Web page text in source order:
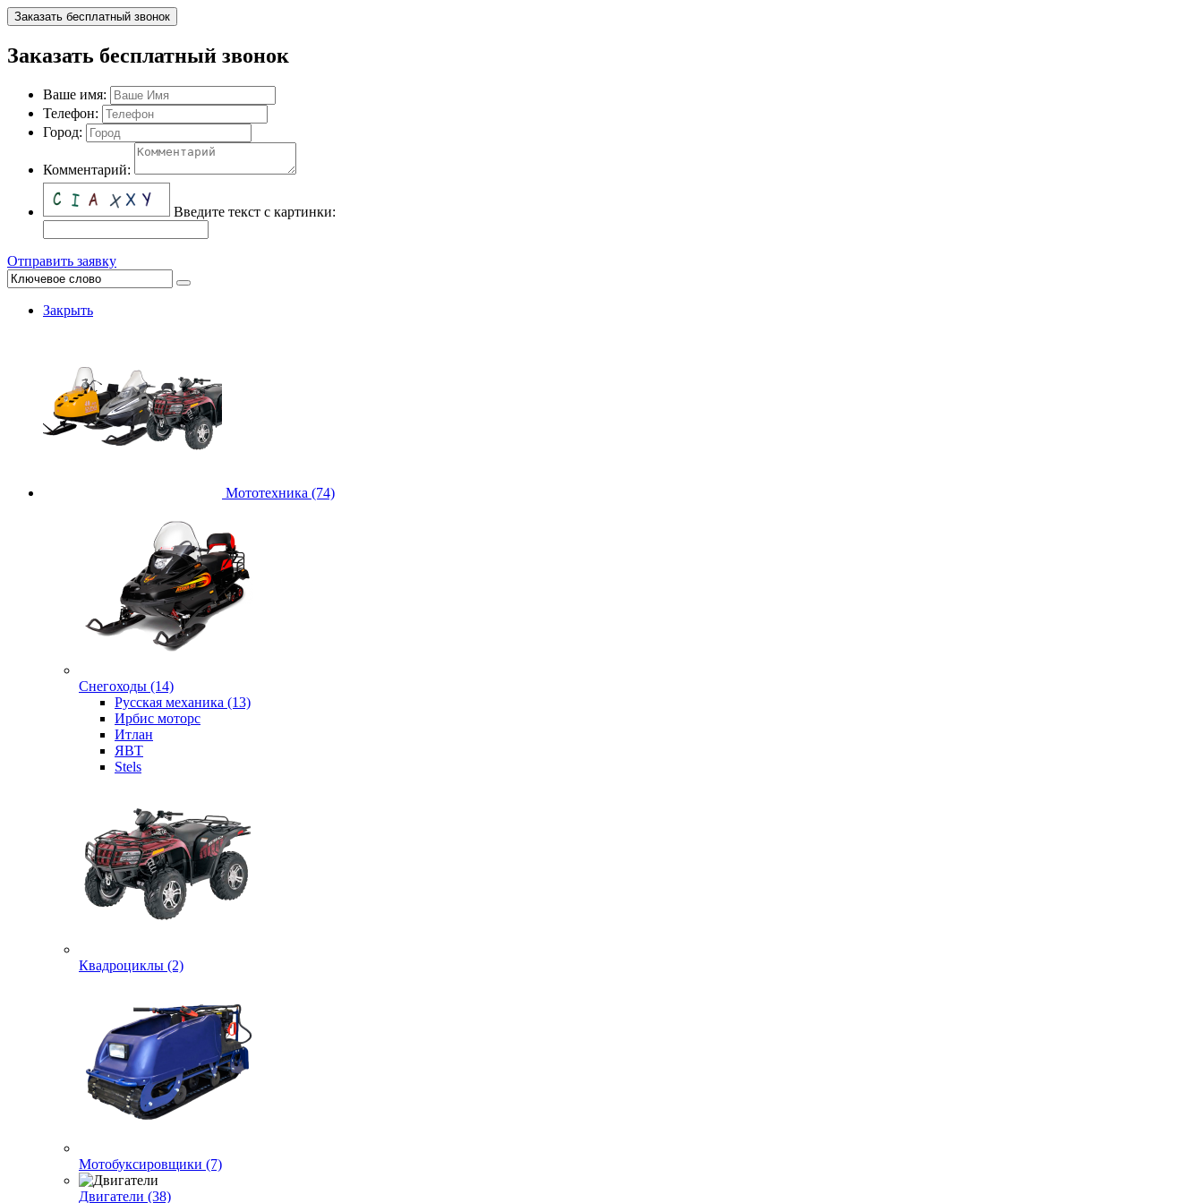
Заказать бесплатный звонок
Заказать бесплатный звонок
Ваше имя:
Телефон:
Город:
Комментарий:
Введите текст с картинки:
Отправить заявку
Закрыть
Мототехника (74)
Снегоходы (14)
Русская механика (13)
Ирбис моторс
Итлан
ЯВТ
Stels
Квадроциклы (2)
Мотобуксировщики (7)
Двигатели (38)